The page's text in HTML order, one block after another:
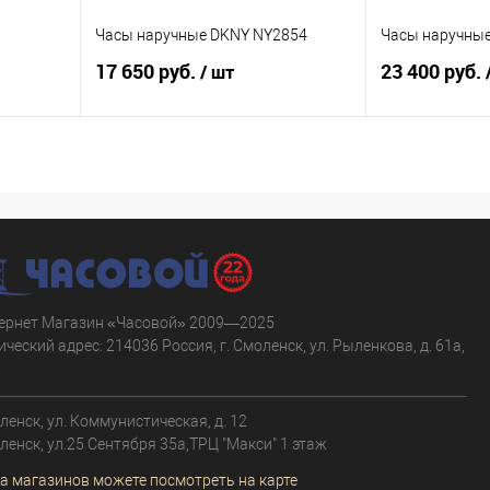
Часы наручные DKNY NY2854
17 650 руб. / шт
Купить в 1 клик
К сравнению
В избранное
Часы
23 400 руб.
Купить в 1
Магазин «Часовой» 2009—2025
адрес: 214036 Россия, г. Смоленск, ул. Рыленкова, д. 61а,
ул. Коммунистическая, д. 12
ул.25 Сентября 35а,ТРЦ "Макси" 1 этаж
магазинов можете посмотреть на карте